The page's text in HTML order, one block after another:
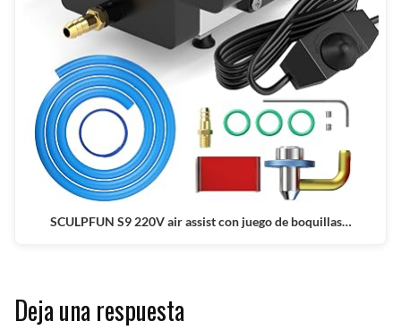
SCULPFUN S9 220V air assist con juego de boquillas…
Deja una respuesta